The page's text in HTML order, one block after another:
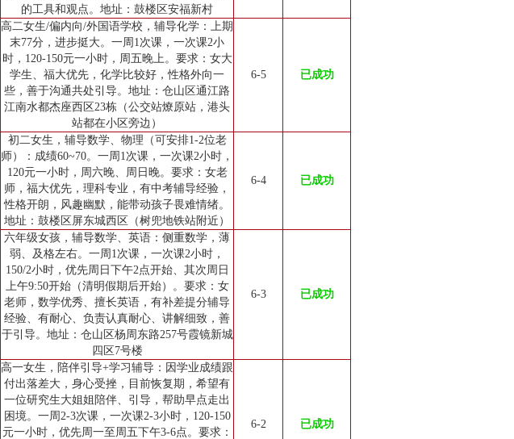
的工具和观点。地址：鼓楼区安福新村
高二女生/偏内向/外国语学校，辅导化学：上期
末77分，进步挺大。一周1次课，一次课2小
时，120-150元一小时，周五晚上。要求：女大
学生、福大优先，化学比较好，性格外向一
些，善于沟通共处引导。地址：仓山区通江路
江南水都杰座西区23栋（公交站燎原站，港头
站都在小区旁边）
6-5 已成功
初二女生，辅导数学、物理（可安排1-2位老
师）：成绩60~70。一周1次课，一次课2小时，
120元一小时，周六晚、周日晚。要求：女老
师，福大优先，理科专业，有中考辅导经验，
性格开朗，风趣幽默，能带动孩子畏难情绪。
地址：鼓楼区屏东城西区（树兜地铁站附近）
6-4 已成功
六年级女孩，辅导数学、英语：侧重数学，薄
弱、及格左右。一周1次课，一次课2小时，
150/2小时，优先周日下午2点开始、其次周日
上午9:50开始（清明假期后开始）。要求：女
老师，数学优秀、擅长英语，有补差提分辅导
经验、有耐心、负责认真耐心、讲解细致，善
于引导。地址：仓山区杨周东路257号霞镜新城
四区7号楼
6-3 已成功
高一女生，陪伴引导+学习辅导：因学业成绩跟
付出落差大，身心受挫，目前恢复期，希望有
一位研究生大姐姐陪伴、引导，帮助早点走出
困境。一周2-3次课，一次课2-3小时，120-150
元一小时，优先周一至周五下午3-6点。要求：
6-2 已成功